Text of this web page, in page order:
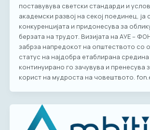
поставувува светски стандарди и
академски развој на секој поединец, ја
конкуренцијата и придонесува за
берзата на трудот. Визијата на АУЕ –
забрза напредокот на општеството со
статус на најдобра етаблирана
континуирано го зачувува и пренесува
корист на мудроста на човештвото.